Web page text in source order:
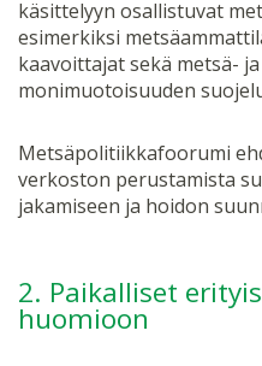
käsittelyyn osallistuvat
esimerkiksi
kaavoittajat sekä metsä-
monimuotoisuuden
Metsäpolitiikkafoorumi
verkoston perustamista
jakamiseen ja hoidon
2. Paikalliset
huomioon